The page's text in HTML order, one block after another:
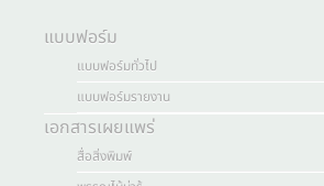
แบบฟอร์ม
แบบฟอร์มทั่วไป
แบบฟอร์มรายงาน
เอกสารเผยแพร่
สื่อสิ่งพิมพ์